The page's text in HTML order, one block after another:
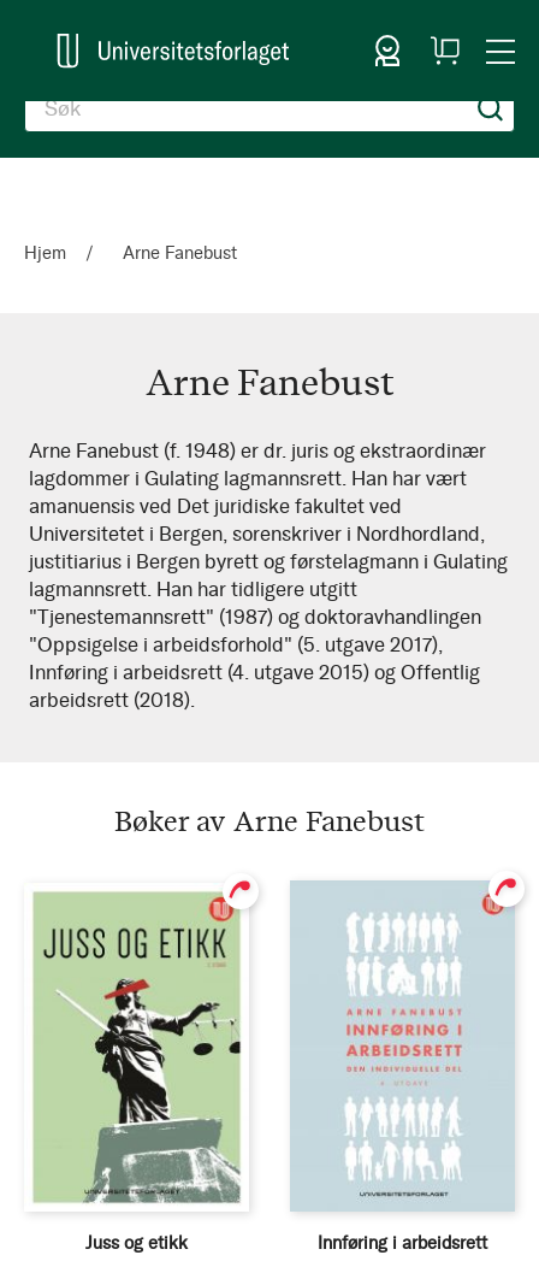
Logg inn
Handlekurv
Hjem Arne Fanebust
Arne Fanebust
Arne
Fanebust
Arne Fanebust (f. 1948) er dr. juris og ekstraordinær
lagdommer i Gulating lagmannsrett. Han har vært
amanuensis ved Det juridiske fakultet ved
Universitetet i Bergen, sorenskriver i Nordhordland,
justitiarius i Bergen byrett og førstelagmann i Gulating
lagmannsrett. Han har tidligere utgitt
"Tjenestemannsrett" (1987) og doktoravhandlingen
"Oppsigelse i arbeidsforhold" (5. utgave 2017),
Innføring i arbeidsrett (4. utgave 2015) og Offentlig
arbeidsrett (2018).
Bøker av Arne Fanebust
Juss og etikk
Innføring i arbeidsrett